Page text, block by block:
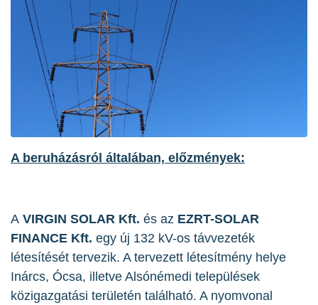
A beruházásról általában, előzmények:
A VIRGIN SOLAR Kft. és az EZRT-SOLAR
FINANCE Kft. egy új 132 kV-os távvezeték
létesítését tervezik. A tervezett létesítmény helye
Inárcs, Ócsa, illetve Alsónémedi települések
közigazgatási területén található. A nyomvonal